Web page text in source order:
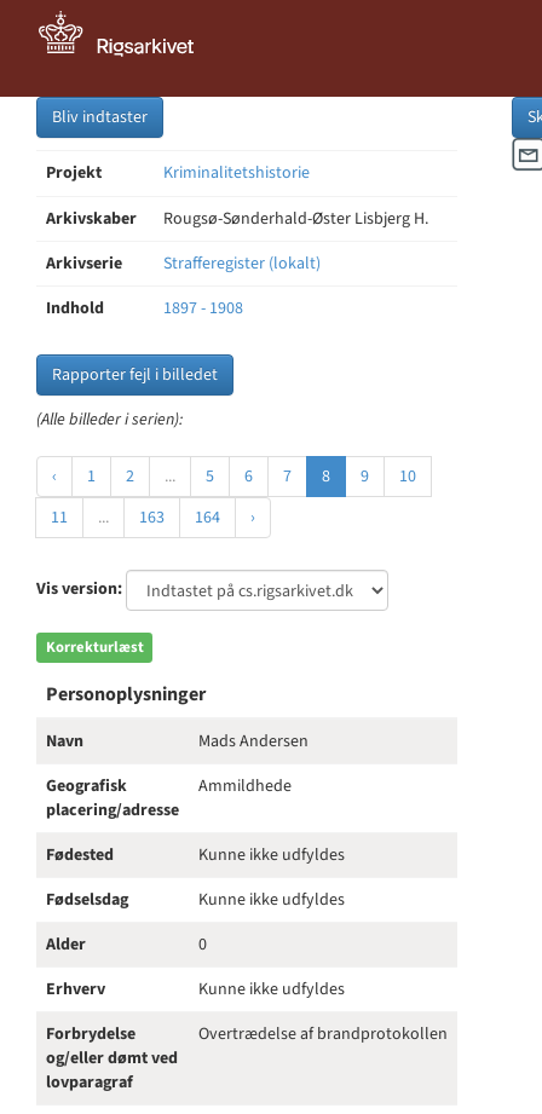
Bliv indtaster
Projekt
Kriminalitetshistorie
Arkivskaber
Rougsø-Sønderhald-Øster Lisbjerg H.
Arkivserie
Strafferegister (lokalt)
Indhold
1897 - 1908
Rapporter fejl i billedet
(Alle billeder i serien):
‹ 1 2 ... 5 6 7 8 9
10
11
... 163 164 ›
Vis version:
Korrekturlæst
Personoplysninger
Navn
Mads Andersen
Geografisk
placering/adresse
Ammildhede
Fødested
Kunne ikke udfyldes
Fødselsdag
Kunne ikke udfyldes
Alder
0
Erhverv
Kunne ikke udfyldes
Forbrydelse
og/eller dømt ved
lovparagraf
Overtrædelse af brandprotokollen